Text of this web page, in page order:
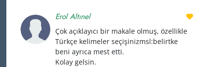
Erol Altınel
Çok açıklayıcı bir makale olmuş, özellikle
Türkçe kelimeler seçişinizmsl:belirtke
beni ayrıca mest etti.
Kolay gelsin.